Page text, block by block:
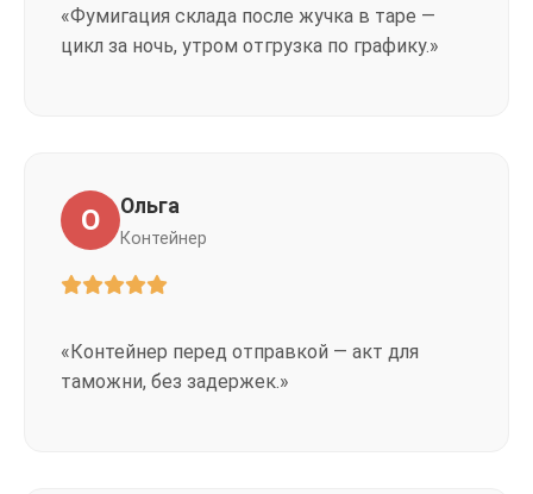
«Фумигация склада после жучка в таре —
цикл за ночь, утром отгрузка по графику.»
О Ольга
Контейнер
«Контейнер перед отправкой — акт для
таможни, без задержек.»